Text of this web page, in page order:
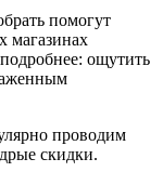
помогут
магазинах
ощутить
проводим
скидки.